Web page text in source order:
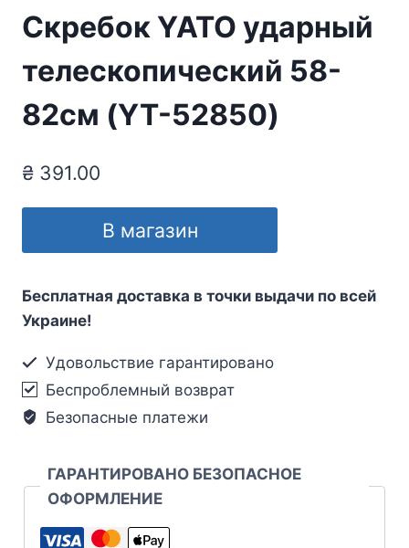
Скребок YATO ударный
телескопический 58-
82см (YT-52850)
₴ 391.00
В магазин
Бесплатная доставка в точки выдачи по всей
Украине!
Удовольствие гарантировано
Беспроблемный возврат
Безопасные платежи
ГАРАНТИРОВАНО БЕЗОПАСНОЕ
ОФОРМЛЕНИЕ